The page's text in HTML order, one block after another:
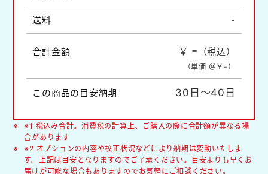
送料 -
合計金額 ￥ - （税込）
（単価 ＠￥-）
この商品の目安納期 30日～40日
※1 税込み合計。消費税の計算上、ご購入の際に合計額が異なる場
合があります
※2 オプションの内容や校正状況などにより納期は変動いたしま
す。上記は目安となりますのでご了承ください。目安よりも早くお
届けが可能な場合もありますのでお気軽にご相談ください。